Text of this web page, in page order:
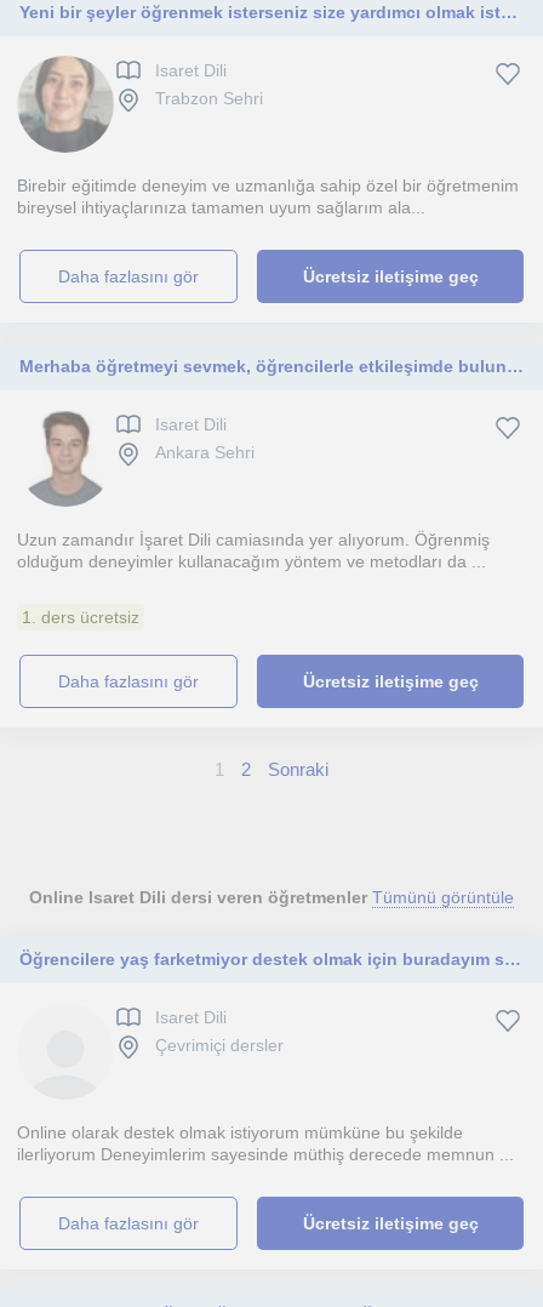
Yeni bir şeyler öğrenmek isterseniz size yardımcı olmak isterim !
Isaret Dili
Trabzon Sehri
Birebir eğitimde deneyim ve uzmanlığa sahip özel bir öğretmenim
bireysel ihtiyaçlarınıza tamamen uyum sağlarım ala...
daha fazlasını gör Ücretsiz iletişime geç
Merhaba öğretmeyi sevmek, öğrencilerle etkileşimde bulunmak ve onların gelişimine katkıda bulunmak benim için tutku.
Isaret Dili
Ankara Sehri
Uzun zamandır İşaret Dili camiasında yer alıyorum. Öğrenmiş
olduğum deneyimler kullanacağım yöntem ve metodları da ...
1. ders ücretsiz
daha fazlasını gör Ücretsiz iletişime geç
1 2 Sonraki
Online Isaret Dili dersi veren öğretmenler Tümünü görüntüle
Öğrencilere yaş farketmiyor destek olmak için buradayım size
Isaret Dili
Çevrimiçi dersler
Online olarak destek olmak istiyorum mümküne bu şekilde
ilerliyorum Deneyimlerim sayesinde müthiş derecede memnun ...
daha fazlasını gör Ücretsiz iletişime geç